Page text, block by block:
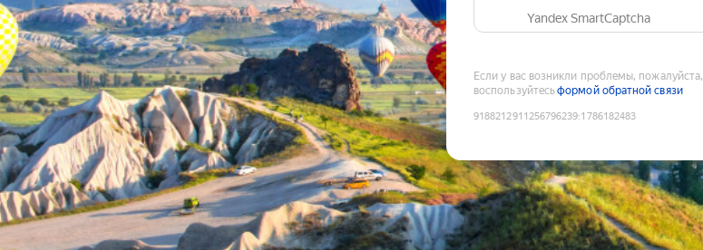
Yandex SmartCaptcha
Если у вас возникли проблемы, пожалуйста,
воспользуйтесьформой обратной связи
9188212911256796239:1786182483